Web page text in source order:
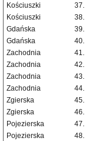
Kościuszki
37.
Kościuszki
38.
Gdańska
39.
Gdańska
40.
Zachodnia
41.
Zachodnia
42.
Zachodnia
43.
Zachodnia
44.
Zgierska
45.
Zgierska
46.
Pojezierska
47.
Pojezierska
48.